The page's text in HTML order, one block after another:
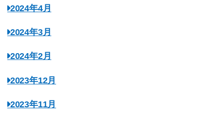
2024年4月
2024年3月
2024年2月
2023年12月
2023年11月